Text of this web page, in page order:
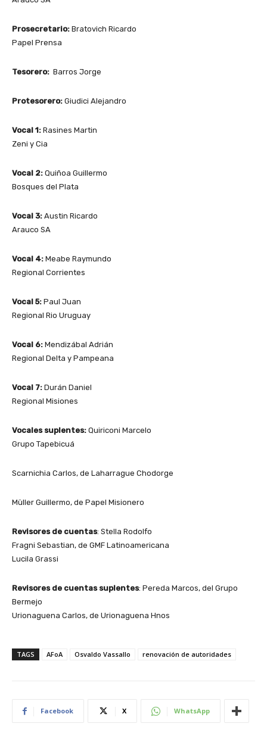
Prosecretario: Bratovich Ricardo
Papel Prensa
Tesorero: Barros Jorge
Protesorero: Giudici Alejandro
Vocal 1: Rasines Martin
Zeni y Cia
Vocal 2: Quiñoa Guillermo
Bosques del Plata
Vocal 3: Austin Ricardo
Arauco SA
Vocal 4: Meabe Raymundo
Regional Corrientes
Vocal 5: Paul Juan
Regional Rio Uruguay
Vocal 6: Mendizábal Adrián
Regional Delta y Pampeana
Vocal 7: Durán Daniel
Regional Misiones
Vocales suplentes: Quiriconi Marcelo
Grupo Tapebicuá
Scarnichia Carlos, de Laharrague Chodorge
Müller Guillermo, de Papel Misionero
Revisores de cuentas: Stella Rodolfo
Fragni Sebastian, de GMF Latinoamericana
Lucila Grassi
Revisores de cuentas suplentes: Pereda Marcos, del Grupo
Bermejo
Urionaguena Carlos, de Urionaguena Hnos
TAGS AFoA Osvaldo Vassallo renovación de autoridades
Facebook X WhatsApp